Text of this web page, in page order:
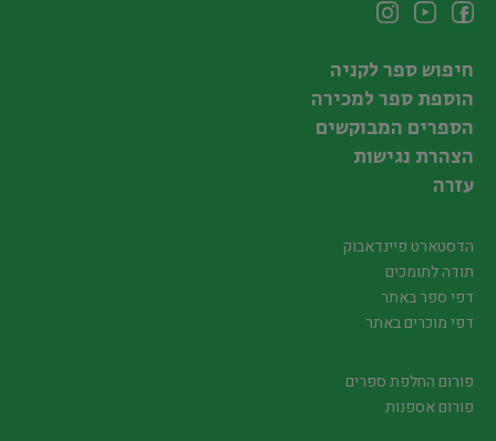
חיפוש ספר לקניה
הוספת ספר למכירה
הספרים המבוקשים
הצהרת נגישות
עזרה
הדסטארט פיינדאבוק
תודה לתומכים
דפי ספר באתר
דפי מוכרים באתר
פורום החלפת ספרים
פורום אספנות